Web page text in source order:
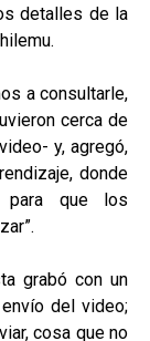
detalles de la
a consultarle,
cerca de
y, agregó,
donde
para que los
grabó con un
del video;
cosa que no